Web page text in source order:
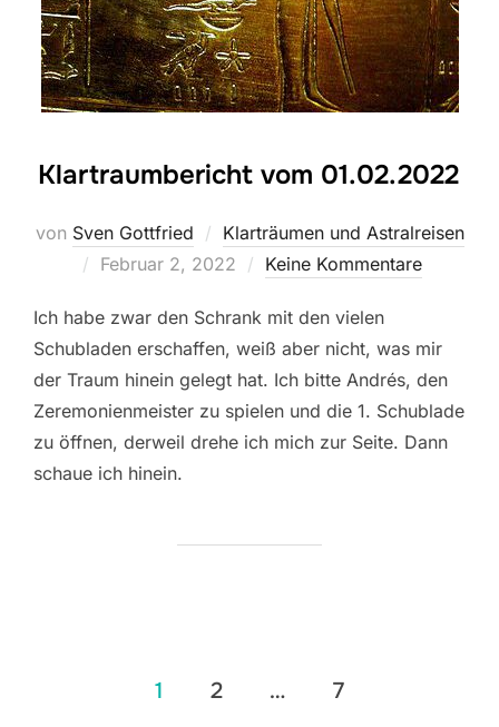
Klartraumbericht vom 01.02.2022
von Sven Gottfried
Klarträumen und Astralreisen
Veröffentlicht
Februar 2, 2022 Keine Kommentare
Ich habe zwar den Schrank mit den vielen
Schubladen erschaffen, weiß aber nicht, was mir
der Traum hinein gelegt hat. Ich bitte Andrés, den
Zeremonienmeister zu spielen und die 1. Schublade
zu öffnen, derweil drehe ich mich zur Seite. Dann
schaue ich hinein.
Seitennummerierung
1 2 … 7